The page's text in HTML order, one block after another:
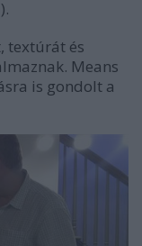
textúrát és
Means
is gondolt a